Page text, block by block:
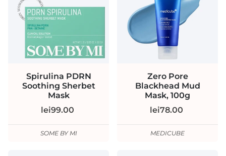
Spirulina PDRN
Soothing Sherbet
Mask
lei99.00
SOME BY MI
Zero Pore
Blackhead Mud
Mask, 100g
lei78.00
MEDICUBE